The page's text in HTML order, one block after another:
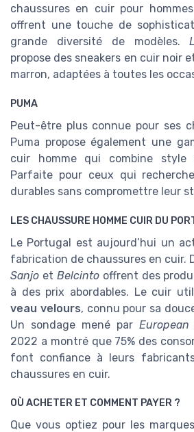
chaussures en cuir pour
offrent une touche de
grande diversité de modèles.
propose des sneakers en cuir noir
marron, adaptées à toutes les
PUMA
Peut-être plus connue pour ses
Puma propose également une
cuir homme qui combine
Parfaite pour ceux qui
durables sans compromettre leur
LES CHAUSSURE HOMME CUIR DU
Le Portugal est aujourd’hui un
fabrication de chaussures en cuir.
Sanjo et Belcintooffrent des
à des prix abordables. Le cuir
veau velours, connu pour sa
Un sondage mené par
2022 a montré que 75% des
font confiance à leurs
chaussures en cuir.
OÙ ACHETER ET COMMENT PAYER ?
Que vous optiez pour les